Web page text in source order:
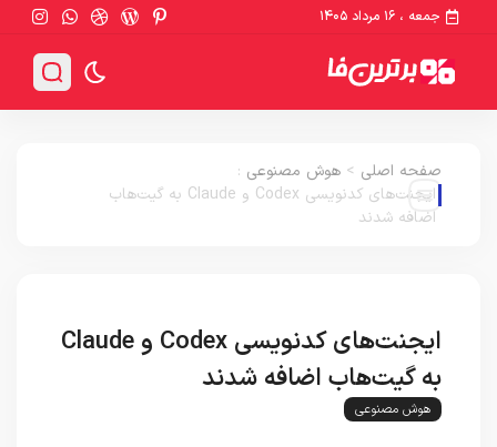
جمعه ، ۱۶ مرداد ۱۴۰۵
صفحه اصلی > هوش مصنوعی :
ایجنت‌های کدنویسی Codex و Claude به گیت‌هاب
اضافه شدند
ایجنت‌های کدنویسی Codex و Claude
به گیت‌هاب اضافه شدند
هوش مصنوعی